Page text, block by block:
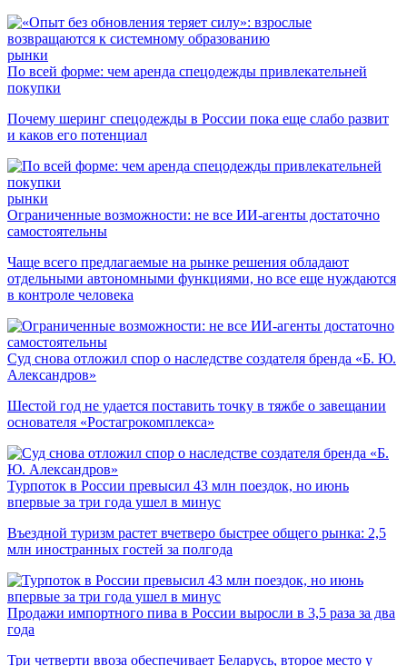
рынки
По всей форме: чем аренда спецодежды привлекательней
покупки
Почему шеринг спецодежды в России пока еще слабо развит
и каков его потенциал
рынки
Ограниченные возможности: не все ИИ-агенты достаточно
самостоятельны
Чаще всего предлагаемые на рынке решения обладают
отдельными автономными функциями, но все еще нуждаются
в контроле человека
Суд снова отложил спор о наследстве создателя бренда «Б. Ю.
Александров»
Шестой год не удается поставить точку в тяжбе о завещании
основателя «Ростагрокомплекса»
Турпоток в России превысил 43 млн поездок, но июнь
впервые за три года ушел в минус
Въездной туризм растет вчетверо быстрее общего рынка: 2,5
млн иностранных гостей за полгода
Продажи импортного пива в России выросли в 3,5 раза за два
года
Три четверти ввоза обеспечивает Беларусь, второе место у